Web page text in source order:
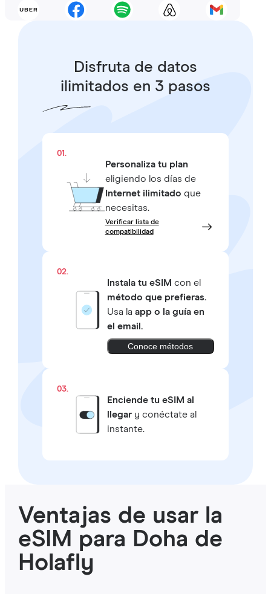
Disfruta de datos
ilimitados en 3 pasos
01.
Personaliza tu plan
eligiendo los días de
Internet ilimitado que
necesitas.
Verificar lista de
compatibilidad
02.
Instala tu eSIM con el
método que prefieras.
Usa la app o la guía en
el email.
Conoce métodos
03.
Enciende tu eSIM al
llegary conéctate al
instante.
Ventajas de usar la
eSIM para Doha de
Holafly